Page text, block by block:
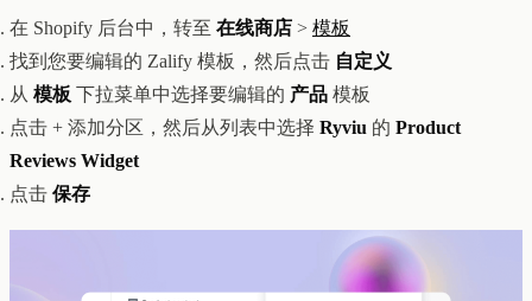
在 Shopify 后台中，转至 在线商店 > 模板
找到您要编辑的 Zalify 模板，然后点击 自定义
从 模板 下拉菜单中选择要编辑的 产品 模板
点击 + 添加分区，然后从列表中选择 Ryviu 的 Product
Reviews Widget
点击 保存